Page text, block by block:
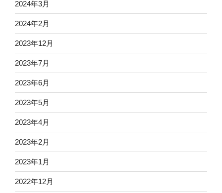
2024年3月
2024年2月
2023年12月
2023年7月
2023年6月
2023年5月
2023年4月
2023年2月
2023年1月
2022年12月